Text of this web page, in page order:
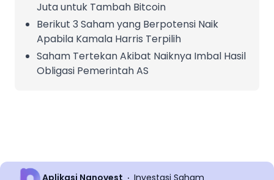
Juta untuk Tambah Bitcoin
Berikut 3 Saham yang Berpotensi Naik
Apabila Kamala Harris Terpilih
Saham Tertekan Akibat Naiknya Imbal Hasil
Obligasi Pemerintah AS
Aplikasi Nanovest
Investasi Saham